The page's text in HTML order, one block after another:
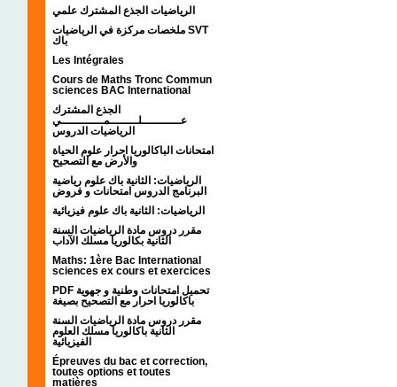
الرياضيات الجذع المشترك علمي
ملخصات مركزة في الرياضيات SVT
باك
Les Intégrales
Cours de Maths Tronc Commun
sciences BAC International
الجذع المشترك
عـــــــــــلــــــــمــــــــــــي
الرياضيات الدروس
امتحانات الباكالوريا احرار علوم الحياة
والأرض مع التصحيح
الرياضيات: الثانية باك علوم رياضية
البرنامج الدروس امتحانات و فروض
الرياضيات: الثانية باك علوم فيزيائية
مقرر دروس مادة الرياضيات السنة
الثانية بكالوريا مسلك الآداب
Maths: 1ère Bac International
sciences ex cours et exercices
PDF تحميل امتحانات وطنية و جهوية
باكالوريا احرار مع التصحيح بصيغة
مقرر دروس مادة الرياضيات السنة
الثانية باكالوريا مسلك العلوم
الفيزيائية
Épreuves du bac et correction,
toutes options et toutes
matières